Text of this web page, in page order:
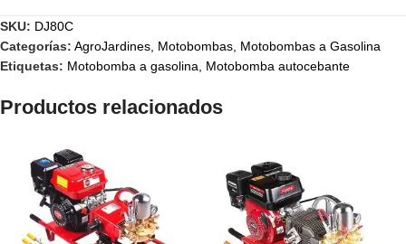
SKU: DJ80C
Categorías: AgroJardines, Motobombas, Motobombas a Gasolina
Etiquetas: Motobomba a gasolina, Motobomba autocebante
Productos relacionados